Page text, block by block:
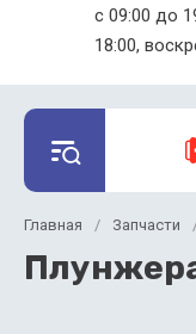
c 09:00 до
18:00,
Главная / Запчасти